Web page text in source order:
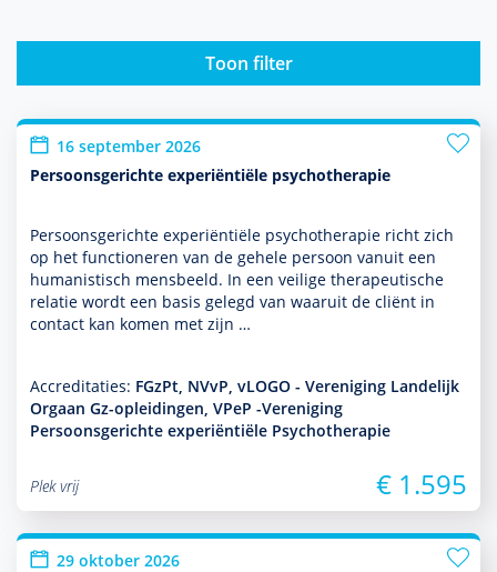
Toon filter
16 september 2026
Persoonsgerichte experiëntiële psychotherapie
Persoonsgerichte experiëntiële psycho­thera­pie richt zich
op het functio­neren van de gehele persoon vanuit een
humanistisch mensbeeld. In een veilige thera­peu­tische
relatie wordt een basis gelegd van waaruit de cliënt in
contact kan komen met zijn …
Accreditaties: FGzPt, NVvP, vLOGO - Vereniging Landelijk
Orgaan Gz-opleidingen, VPeP -Vereniging
Persoonsgerichte experiëntiële Psychotherapie
Plek vrij € 1.595
29 oktober 2026